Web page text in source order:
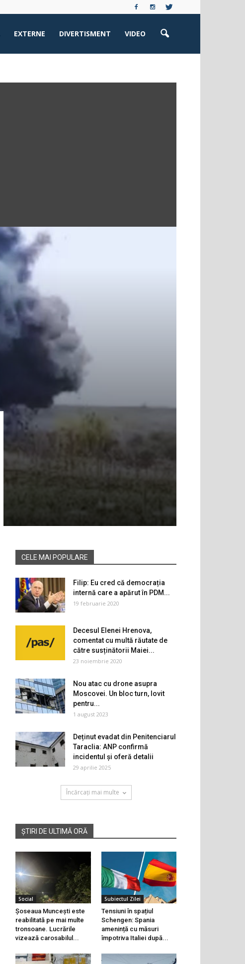
EXTERNE DIVERTISMENT VIDEO
CELE MAI POPULARE
Filip: Eu cred că democrația
internă care a apărut în PDM...
19 februarie 2020
Decesul Elenei Hrenova,
comentat cu multă răutate de
către susținătorii Maiei...
23 noiembrie 2020
Nou atac cu drone asupra
Moscovei. Un bloc turn, lovit
pentru...
1 august 2023
Deținut evadat din Penitenciarul
Taraclia: ANP confirmă
incidentul și oferă detalii
29 aprilie 2025
Încărcați mai multe
ȘTIRI DE ULTIMĂ ORĂ
Social
Șoseaua Muncești este
reabilitată pe mai multe
tronsoane. Lucrările
vizează carosabilul...
Subiectul Zilei
Tensiuni în spațiul
Schengen: Spania
amenință cu măsuri
împotriva Italiei după...